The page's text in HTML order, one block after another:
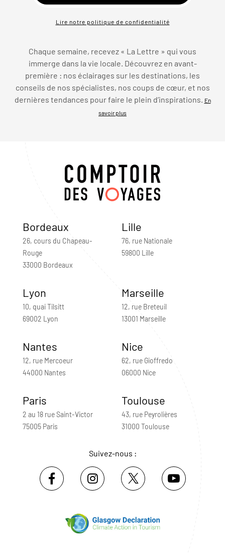
Lire notre politique de confidentialité
Chaque semaine, recevez « La Lettre » qui vous
immerge dans la vie locale. Découvrez en avant-
première : nos éclairages sur les destinations, les
conseils de nos spécialistes, nos coups de cœur, et nos
dernières tendances pour faire le plein d’inspirations.
En
savoir plus
Bordeaux
26, cours du Chapeau-
Rouge
33000 Bordeaux
Lille
76, rue Nationale
59800 Lille
Lyon
10, quai Tilsitt
69002 Lyon
Marseille
12, rue Breteuil
13001 Marseille
Nantes
12, rue Mercoeur
44000 Nantes
Nice
62, rue Gioffredo
06000 Nice
Paris
2 au 18 rue Saint-Victor
75005 Paris
Toulouse
43, rue Peyrolières
31000 Toulouse
Suivez-nous :